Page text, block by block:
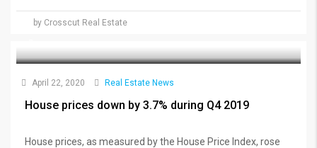
by Crosscut Real Estate
April 22, 2020 Real Estate News
House prices down by 3.7% during Q4 2019
House prices, as measured by the House Price Index, rose